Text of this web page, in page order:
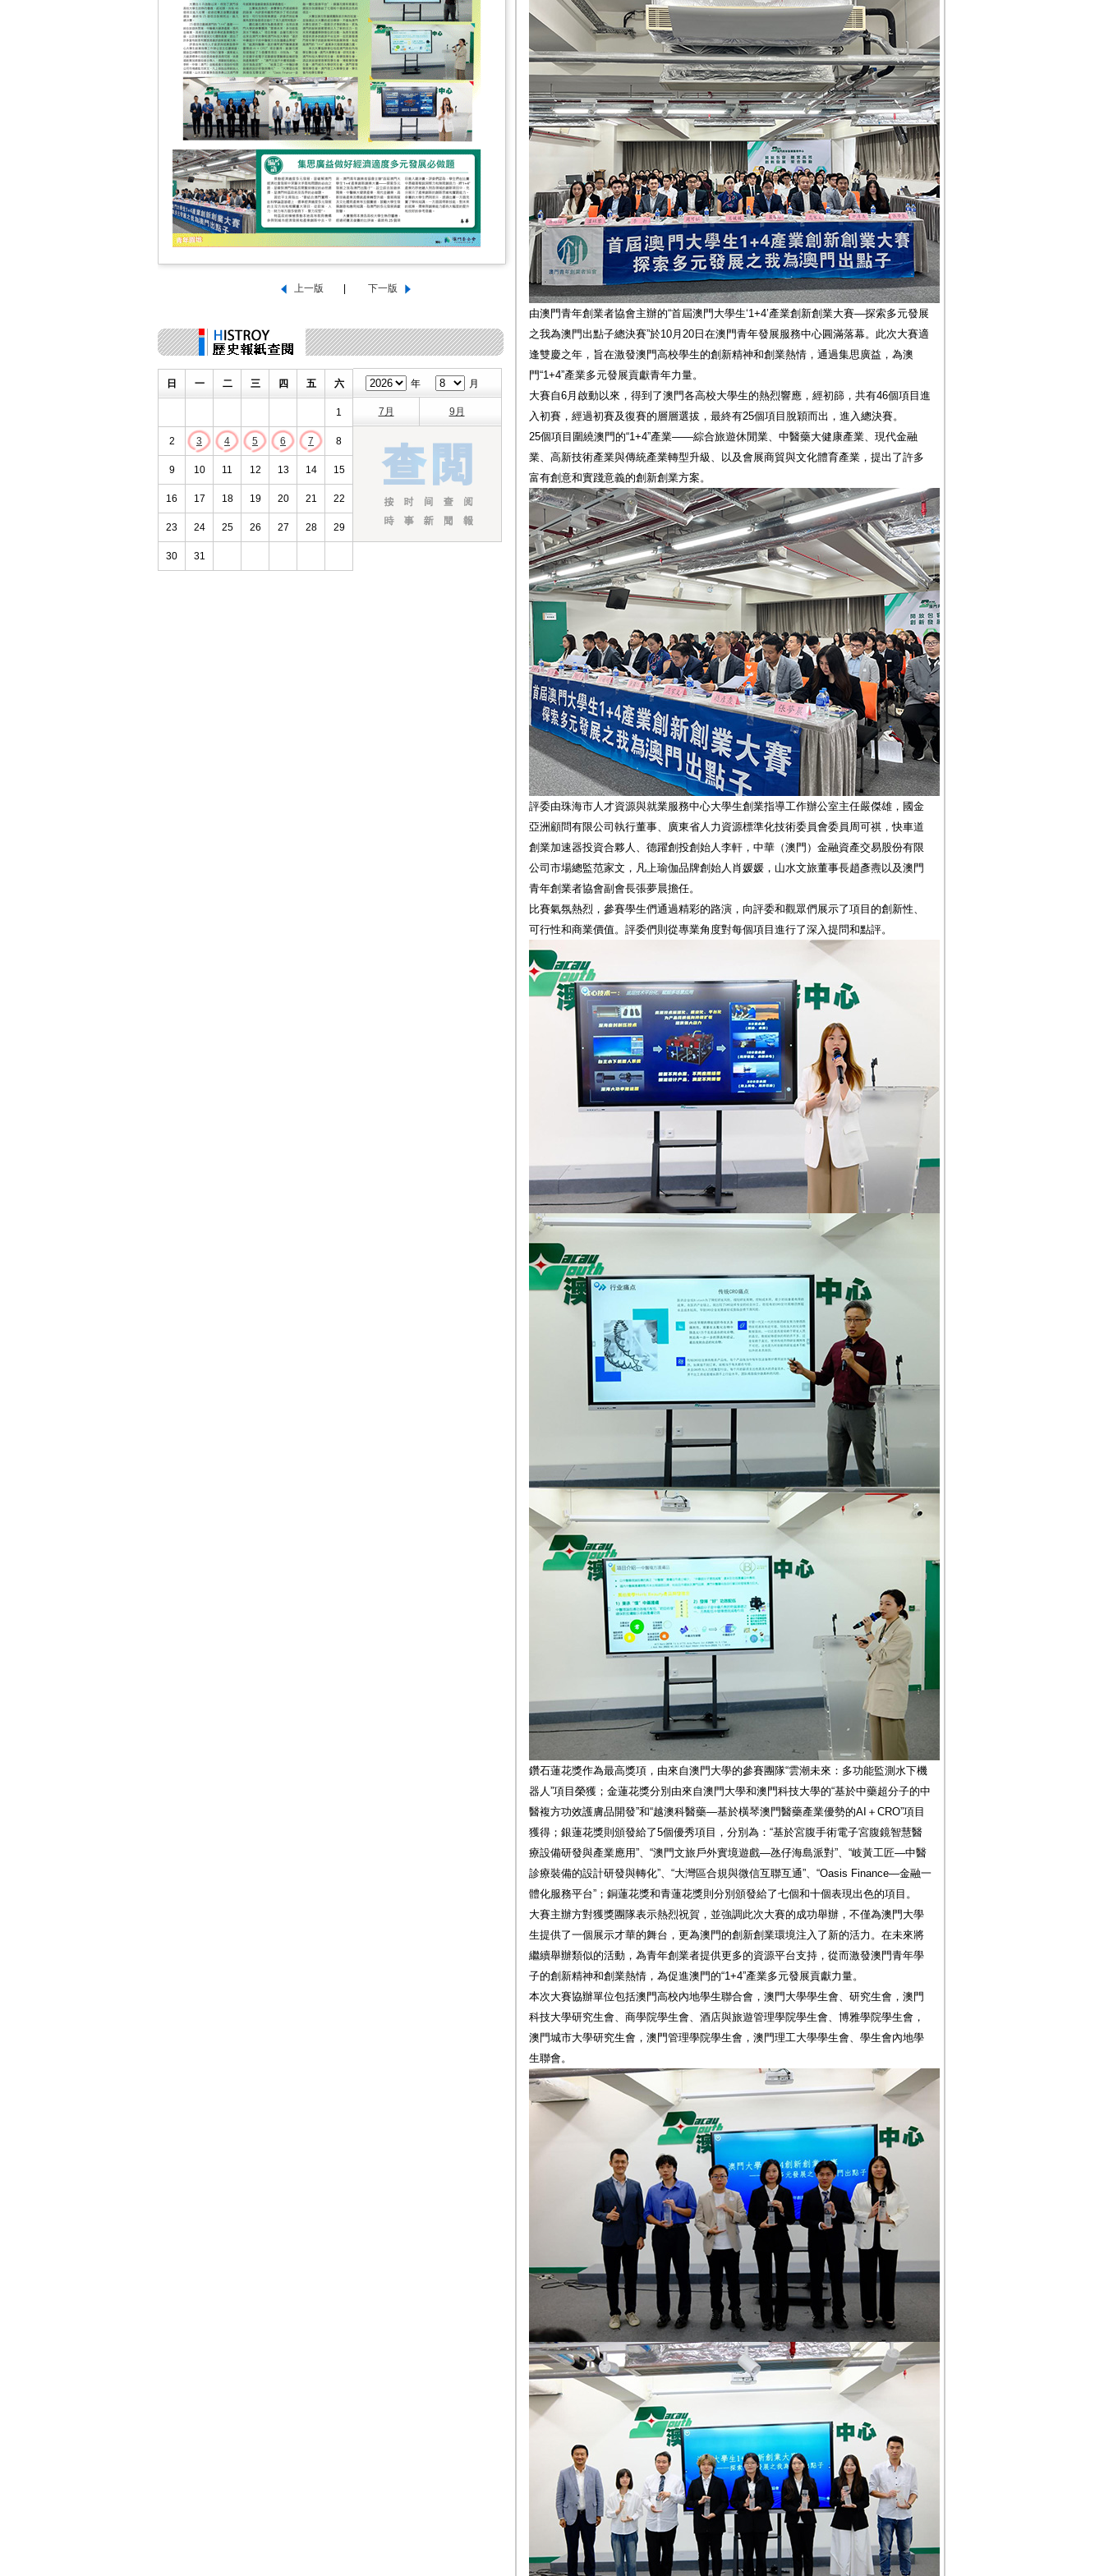
日 一 二 三 四 五 六
1
2 3 4 5 6 7 8
9 10 11 12 13 14 15
16 17 18 19 20 21 22
23 24 25 26 27 28 29
30 31
年 月
7月 9月
由澳門青年創業者協會主辦的“首屆澳門大學生‘1+4’產業創新創業大賽—探索多元發展
之我為澳門出點子總決賽”於10月20日在澳門青年發展服務中心圓滿落幕。此次大賽適
逢雙慶之年，旨在激發澳門高校學生的創新精神和創業熱情，通過集思廣益，為澳
門“1+4”產業多元發展貢獻青年力量。
大賽自6月啟動以來，得到了澳門各高校大學生的熱烈響應，經初篩，共有46個項目進
入初賽，經過初賽及復賽的層層選拔，最終有25個項目脫穎而出，進入總決賽。
25個項目圍繞澳門的“1+4”產業——綜合旅遊休閒業、中醫藥大健康產業、現代金融
業、高新技術產業與傳統產業轉型升級、以及會展商貿與文化體育產業，提出了許多
富有創意和實踐意義的創新創業方案。
評委由珠海市人才資源與就業服務中心大學生創業指導工作辦公室主任嚴傑雄，國金
亞洲顧問有限公司執行董事、廣東省人力資源標準化技術委員會委員周可祺，快車道
創業加速器投資合夥人、德躍創投創始人李軒，中華（澳門）金融資產交易股份有限
公司市場總監范家文，凡上瑜伽品牌創始人肖媛媛，山水文旅董事長趙彥燾以及澳門
青年創業者協會副會長張夢晨擔任。
比賽氣氛熱烈，參賽學生們通過精彩的路演，向評委和觀眾們展示了項目的創新性、
可行性和商業價值。評委們則從專業角度對每個項目進行了深入提問和點評。
鑽石蓮花獎作為最高獎項，由來自澳門大學的參賽團隊“雲潮未來：多功能監測水下機
器人”項目榮獲；金蓮花獎分別由來自澳門大學和澳門科技大學的“基於中藥超分子的中
醫複方功效護膚品開發”和“越澳科醫藥—基於橫琴澳門醫藥產業優勢的AI＋CRO”項目
獲得；銀蓮花獎則頒發給了5個優秀項目，分別為：“基於宮腹手術電子宮腹鏡智慧醫
療設備研發與產業應用”、“澳門文旅戶外實境遊戲—氹仔海島派對”、“岐黃工匠—中醫
診療裝備的設計研發與轉化”、“大灣區合規與微信互聯互通”、“Oasis Finance—金融一
體化服務平台”；銅蓮花獎和青蓮花獎則分別頒發給了七個和十個表現出色的項目。
大賽主辦方對獲獎團隊表示熱烈祝賀，並強調此次大賽的成功舉辦，不僅為澳門大學
生提供了一個展示才華的舞台，更為澳門的創新創業環境注入了新的活力。在未來將
繼續舉辦類似的活動，為青年創業者提供更多的資源平台支持，從而激發澳門青年學
子的創新精神和創業熱情，為促進澳門的“1+4”產業多元發展貢獻力量。
本次大賽協辦單位包括澳門高校內地學生聯合會，澳門大學學生會、研究生會，澳門
科技大學研究生會、商學院學生會、酒店與旅遊管理學院學生會、博雅學院學生會，
澳門城市大學研究生會，澳門管理學院學生會，澳門理工大學學生會、學生會內地學
生聯會。